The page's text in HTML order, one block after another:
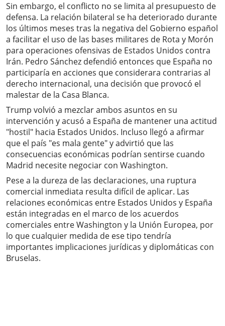
Sin embargo, el conflicto no se limita al presupuesto de
defensa. La relación bilateral se ha deteriorado durante
los últimos meses tras la negativa del Gobierno español
a facilitar el uso de las bases militares de Rota y Morón
para operaciones ofensivas de Estados Unidos contra
Irán. Pedro Sánchez defendió entonces que España no
participaría en acciones que considerara contrarias al
derecho internacional, una decisión que provocó el
malestar de la Casa Blanca.
Trump volvió a mezclar ambos asuntos en su
intervención y acusó a España de mantener una actitud
"hostil" hacia Estados Unidos. Incluso llegó a afirmar
que el país "es mala gente" y advirtió que las
consecuencias económicas podrían sentirse cuando
Madrid necesite negociar con Washington.
Pese a la dureza de las declaraciones, una ruptura
comercial inmediata resulta difícil de aplicar. Las
relaciones económicas entre Estados Unidos y España
están integradas en el marco de los acuerdos
comerciales entre Washington y la Unión Europea, por
lo que cualquier medida de ese tipo tendría
importantes implicaciones jurídicas y diplomáticas con
Bruselas.